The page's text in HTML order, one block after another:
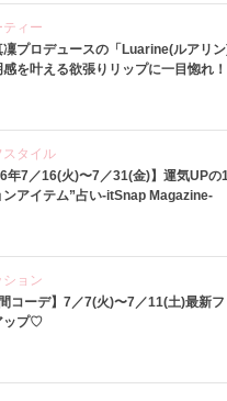
ティー
凜プロデュースの「Luarine(ルアリ
を叶える欲張りリップに一目惚れ！
スタイル
年7／16(火)〜7／31(金)】運気UPの
ンアイテム”占い-itSnap Magazine-
ション
間コーデ】7／7(火)〜7／11(土)最新
ップ♡